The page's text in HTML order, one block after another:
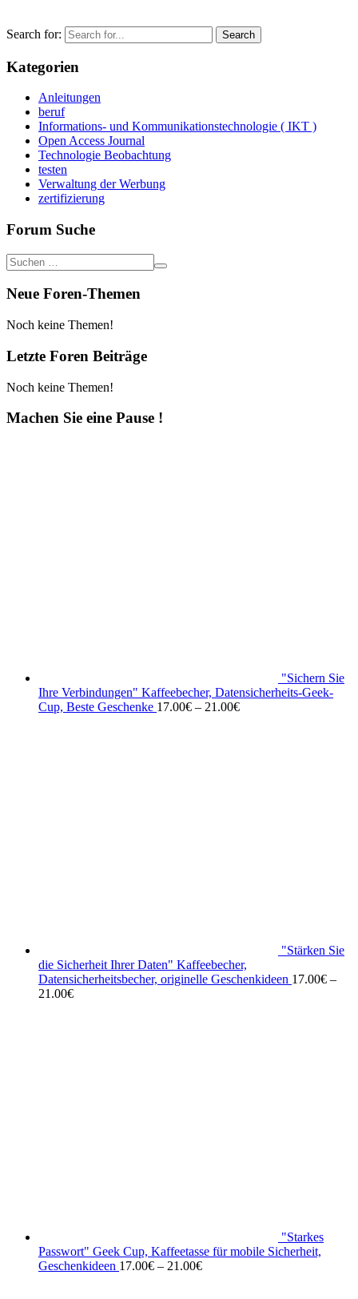
Search for:
Kategorien
Anleitungen
beruf
Informations- und Kommunikationstechnologie ( IKT )
Open Access Journal
Technologie Beobachtung
testen
Verwaltung der Werbung
zertifizierung
Forum Suche
Neue Foren-Themen
Noch keine Themen!
Letzte Foren Beiträge
Noch keine Themen!
Machen Sie eine Pause !
"Sichern Sie
Ihre Verbindungen" Kaffeebecher, Datensicherheits-Geek-
Cup, Beste Geschenke 17.00€ – 21.00€
"Stärken Sie
die Sicherheit Ihrer Daten" Kaffeebecher,
Datensicherheitsbecher, originelle Geschenkideen 17.00€ –
21.00€
"Starkes
Passwort" Geek Cup, Kaffeetasse für mobile Sicherheit,
Geschenkideen 17.00€ – 21.00€